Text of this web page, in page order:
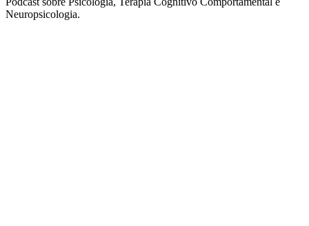
Neuropsicologia.